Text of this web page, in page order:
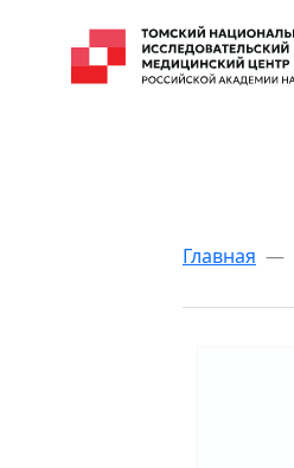
Главная —